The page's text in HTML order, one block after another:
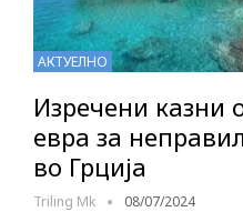
АКТУЕЛНО
Изречени казни
евра за
во Грција
Triling Mk 08/07/2024